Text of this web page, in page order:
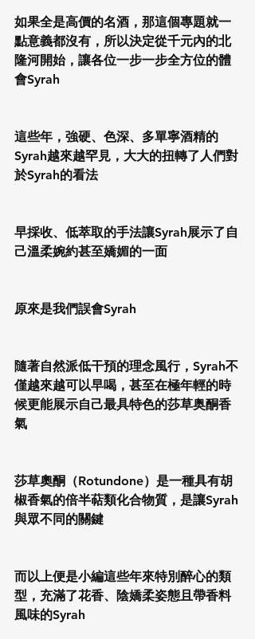
如果全是高價的名酒，那這個專題就一
點意義都沒有，所以決定從千元內的北
隆河開始，讓各位一步一步全方位的體
會Syrah
這些年，強硬、色深、多單寧酒精的
Syrah越來越罕見，大大的扭轉了人們對
於Syrah的看法
早採收、低萃取的手法讓Syrah展示了自
己溫柔婉約甚至嬌媚的一面
原來是我們誤會Syrah
隨著自然派低干預的理念風行，Syrah不
僅越來越可以早喝，甚至在極年輕的時
候更能展示自己最具特色的莎草奥酮香
氣
莎草奧酮（Rotundone）是一種具有胡
椒香氣的倍半萜類化合物質，是讓Syrah
與眾不同的關鍵
而以上便是小編這些年來特別醉心的類
型，充滿了花香、陰嬌柔姿態且帶香料
風味的Syrah